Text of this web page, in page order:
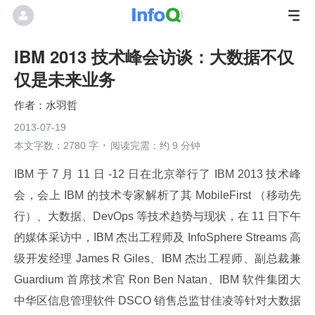
IBM 2013 技术峰会访谈：大数据不仅
仅是未来业务
水羽哲
2013-07-19
本文字数：2780 字
阅读完需：约 9 分钟
IBM 于 7 月 11 日 -12 日在北京举行了 IBM 2013 技术峰
会，会上 IBM 的技术专家解析了其 MobileFirst （移动先
行）、大数据、DevOps 等技术趋势与现状，在 11 日下午
的媒体采访中，IBM 杰出工程师及 InfoSphere Streams 高
级开发经理 James R Giles、IBM 杰出工程师、副总裁兼
Guardium 首席技术官 Ron Ben Natan、IBM 软件集团大
中华区信息管理软件 DSCO 销售总监甘佳凌等针对大数据